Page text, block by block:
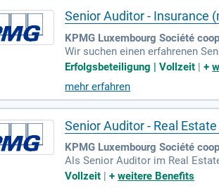
Senior Auditor - Insurance
KPMG Luxembourg Société
Wir suchen einen erfahrenen
ähigkeiten in einem
unternehmen erbringen und
m GAAP zu vertiefen und
g des Managers bei der
Erfolgsbeteiligung | Vollzeit |+
mehr erfahren
Senior Auditor - Real
KPMG Luxembourg Société
Als Senior Auditor im Real
se in der Prüfung von
Vollzeit |+weitere Benefits